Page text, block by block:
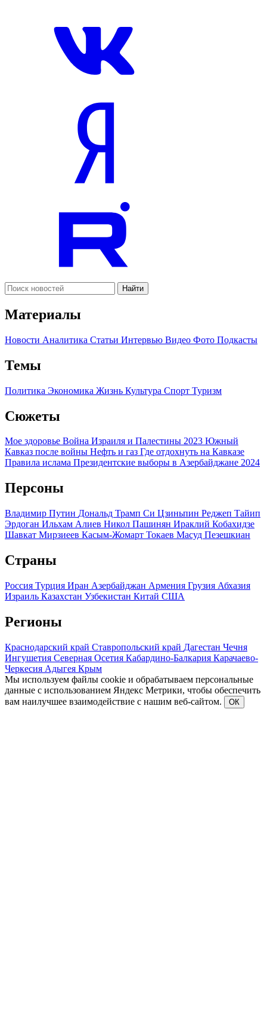
Найти
Материалы
Новости Аналитика Статьи Интервью Видео Фото Подкасты
Темы
Политика Экономика Жизнь Культура Спорт Туризм
Сюжеты
Мое здоровье Война Израиля и Палестины 2023 Южный
Кавказ после войны Нефть и газ Где отдохнуть на Кавказе
Правила ислама Президентские выборы в Азербайджане 2024
Персоны
Владимир Путин Дональд Трамп Си Цзиньпин Реджеп Тайип
Эрдоган Ильхам Алиев Никол Пашинян Ираклий Кобахидзе
Шавкат Мирзиеев Касым-Жомарт Токаев Масуд Пезешкиан
Страны
Россия Турция Иран Азербайджан Армения Грузия Абхазия
Израиль Казахстан Узбекистан Китай США
Регионы
Краснодарский край Ставропольский край Дагестан Чечня
Ингушетия Северная Осетия Кабардино-Балкария Карачаево-
Черкесия Адыгея Крым
Мы используем файлы cookie и обрабатываем персональные
данные с использованием Яндекс Метрики, чтобы обеспечить
вам наилучшее взаимодействие с нашим веб-сайтом.
ОК